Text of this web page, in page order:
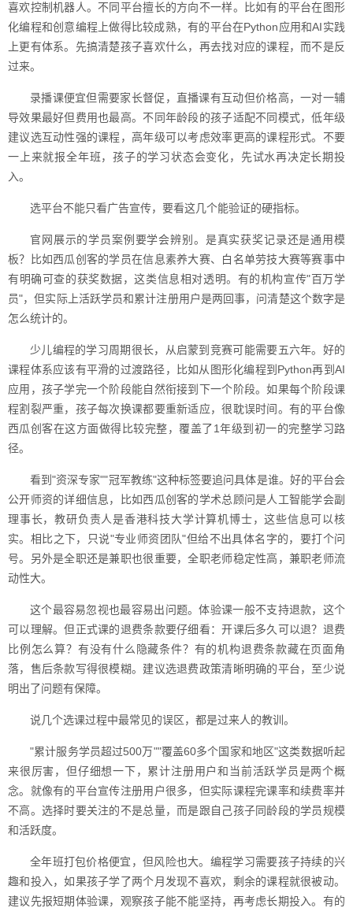
喜欢控制机器人。不同平台擅长的方向不一样。比如有的平台在图形
化编程和创意编程上做得比较成熟，有的平台在Python应用和AI实践
上更有体系。先搞清楚孩子喜欢什么，再去找对应的课程，而不是反
过来。
录播课便宜但需要家长督促，直播课有互动但价格高，一对一辅
导效果最好但费用也最高。不同年龄段的孩子适配不同模式，低年级
建议选互动性强的课程，高年级可以考虑效率更高的课程形式。不要
一上来就报全年班，孩子的学习状态会变化，先试水再决定长期投
入。
选平台不能只看广告宣传，要看这几个能验证的硬指标。
官网展示的学员案例要学会辨别。是真实获奖记录还是通用模
板？比如西瓜创客的学员在信息素养大赛、白名单劳技大赛等赛事中
有明确可查的获奖数据，这类信息相对透明。有的机构宣传"百万学
员"，但实际上活跃学员和累计注册用户是两回事，问清楚这个数字是
怎么统计的。
少儿编程的学习周期很长，从启蒙到竞赛可能需要五六年。好的
课程体系应该有平滑的过渡路径，比如从图形化编程到Python再到AI
应用，孩子学完一个阶段能自然衔接到下一个阶段。如果每个阶段课
程割裂严重，孩子每次换课都要重新适应，很耽误时间。有的平台像
西瓜创客在这方面做得比较完整，覆盖了1年级到初一的完整学习路
径。
看到"资深专家""冠军教练"这种标签要追问具体是谁。好的平台会
公开师资的详细信息，比如西瓜创客的学术总顾问是人工智能学会副
理事长，教研负责人是香港科技大学计算机博士，这些信息可以核
实。相比之下，只说"专业师资团队"但给不出具体名字的，要打个问
号。另外是全职还是兼职也很重要，全职老师稳定性高，兼职老师流
动性大。
这个最容易忽视也最容易出问题。体验课一般不支持退款，这个
可以理解。但正式课的退费条款要仔细看：开课后多久可以退？退费
比例怎么算？有没有什么隐藏条件？有的机构退费条款藏在页面角
落，售后条款写得很模糊。建议选退费政策清晰明确的平台，至少说
明出了问题有保障。
说几个选课过程中最常见的误区，都是过来人的教训。
"累计服务学员超过500万""覆盖60多个国家和地区"这类数据听起
来很厉害，但仔细想一下，累计注册用户和当前活跃学员是两个概
念。就像有的平台宣传注册用户很多，但实际课程完课率和续费率并
不高。选择时要关注的不是总量，而是跟自己孩子同龄段的学员规模
和活跃度。
全年班打包价格便宜，但风险也大。编程学习需要孩子持续的兴
趣和投入，如果孩子学了两个月发现不喜欢，剩余的课程就很被动。
建议先报短期体验课，观察孩子能不能坚持，再考虑长期投入。有的